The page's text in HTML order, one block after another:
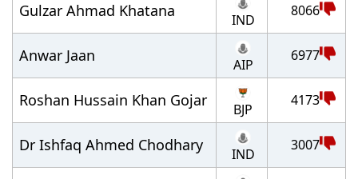
Gulzar Ahmad Khatana IND
8066
Anwar Jaan AIP
6977
Roshan Hussain Khan Gojar BJP
4173
Dr Ishfaq Ahmed Chodhary IND
3007